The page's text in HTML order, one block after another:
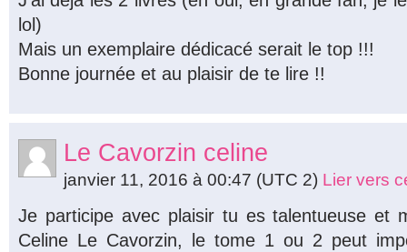
lol)
Mais un exemplaire dédicacé serait le top !!!
Bonne journée et au plaisir de te lire !!
Le Cavorzin celine
janvier 11, 2016 à 00:47 (UTC 2) Lier vers
Je participe avec plaisir tu es talentueuse et
Celine Le Cavorzin, le tome 1 ou 2 peut